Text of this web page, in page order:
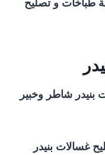
طباخات و تصليح
شاطر وخبير
غسالات بنيدر